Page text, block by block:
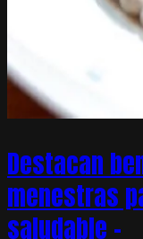
Destacan
menestras
saludable –